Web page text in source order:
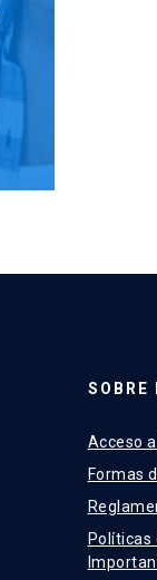
SOBRE
Acceso
Formas
Políticas